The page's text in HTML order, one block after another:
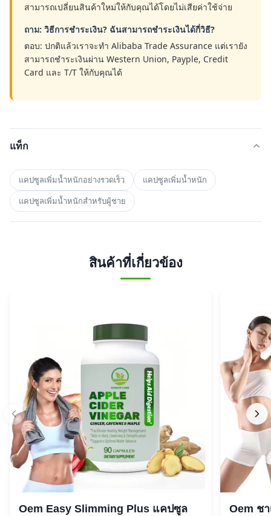
สามารถเปลี่ยนสินค้าใหม่ให้กับคุณได้โดยไม่เสียค่าใช้จ่าย
ถาม: วิธีการชำระเงิน? ฉันสามารถชำระเงินได้กี่วิธี?
ตอบ: ปกติแล้วเราจะทำ Alibaba Trade Assurance แต่เรายัง
สามารถชำระเงินผ่าน Western Union, Payple, Credit
Card และ T/T ให้กับคุณได้
แท็ก
แคปซูลเพิ่มน้ำหนักอย่างรวดเร็ว แคปซูลเพิ่มน้ำหนัก
แคปซูลเพิ่มน้ำหนักสำหรับผู้ชาย
สินค้าที่เกี่ยวข้อง
Oem Easy Slimming Plus แคปซูล
Oem ช